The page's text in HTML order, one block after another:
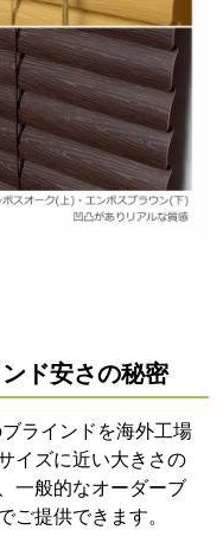
ド安さの秘密
ラインドを海外工場
イズに近い大きさの
一般的なオーダーブ
提供できます。